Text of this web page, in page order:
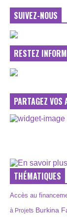
SUIVEZ-NOUS
RESTEZ
PARTAGEZ VOS
THÉMATIQUES
Accès au
à Projets Burkina